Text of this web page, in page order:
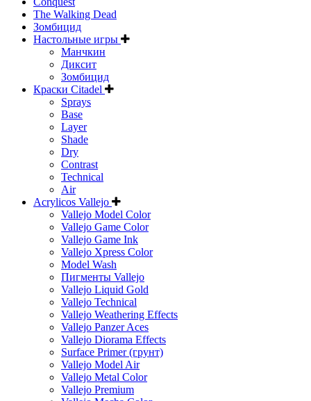
The Walking Dead
Зомбицид
Настольные игры
Манчкин
Диксит
Зомбицид
Краски Citadel
Sprays
Base
Layer
Shade
Dry
Contrast
Technical
Air
Acrylicos Vallejo
Vallejo Model Color
Vallejo Game Color
Vallejo Game Ink
Vallejo Xpress Color
Model Wash
Пигменты Vallejo
Vallejo Liquid Gold
Vallejo Technical
Vallejo Weathering Effects
Vallejo Panzer Aces
Vallejo Diorama Effects
Surface Primer (грунт)
Vallejo Model Air
Vallejo Metal Color
Vallejo Premium